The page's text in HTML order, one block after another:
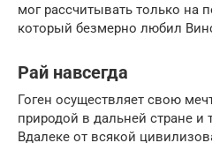
мог рассчитывать только на
который безмерно любил
Рай навсегда
Гоген осуществляет свою
природой в дальней стране и
Вдалеке от всякой